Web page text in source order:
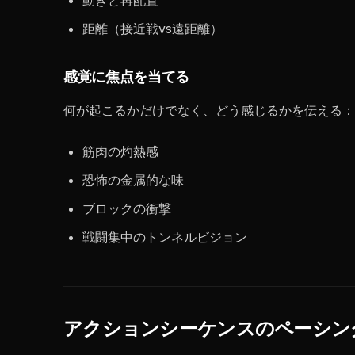
距離（接近戦vs遠距離）
感覚に焦点を当てる
何が起こるかだけでなく、どう感じるかを伝える：
筋肉の灼熱感
恐怖の金属的な味
ブロックの衝撃
戦闘集中のトンネルビジョン
アクションシーケンスのペーシン